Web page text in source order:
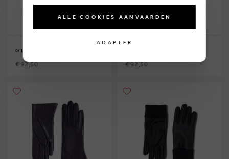
GLOVE STORY
€ 92,50 € 92,50
ALLE COOKIES AANVAARDEN
ADAPTER